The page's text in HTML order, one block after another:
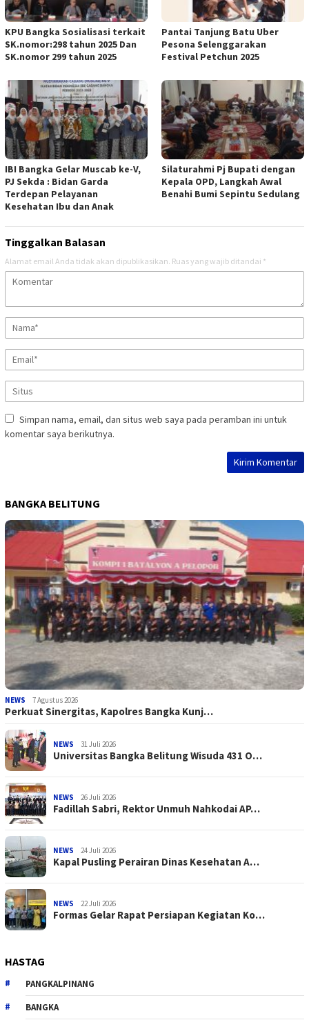
KPU Bangka Sosialisasi terkait
SK.nomor:298 tahun 2025 Dan
SK.nomor 299 tahun 2025
Pantai Tanjung Batu Uber
Pesona Selenggarakan
Festival Petchun 2025
IBI Bangka Gelar Muscab ke-V,
PJ Sekda : Bidan Garda
Terdepan Pelayanan
Kesehatan Ibu dan Anak
Silaturahmi Pj Bupati dengan
Kepala OPD, Langkah Awal
Benahi Bumi Sepintu Sedulang
Tinggalkan Balasan
Alamat email Anda tidak akan dipublikasikan. Ruas yang wajib ditandai *
Simpan nama, email, dan situs web saya pada peramban ini untuk
komentar saya berikutnya.
BANGKA BELITUNG
NEWS 7 Agustus 2026
Perkuat Sinergitas, Kapolres Bangka Kunj…
NEWS 31 Juli 2026
Universitas Bangka Belitung Wisuda 431 O…
NEWS 26 Juli 2026
Fadillah Sabri, Rektor Unmuh Nahkodai AP…
NEWS 24 Juli 2026
Kapal Pusling Perairan Dinas Kesehatan A…
NEWS 22 Juli 2026
Formas Gelar Rapat Persiapan Kegiatan Ko…
HASTAG
PANGKALPINANG
BANGKA